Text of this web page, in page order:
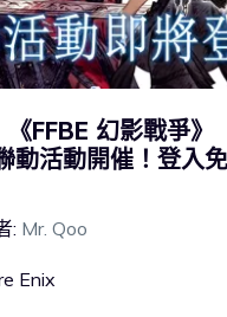
《FFBE 幻影戰爭》
動活動開催！登入
: Mr. Qoo
Enix